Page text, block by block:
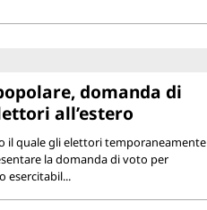
domanda di
all’estero
il quale gli elettori temporaneamente
la domanda di voto per
esercitabil...